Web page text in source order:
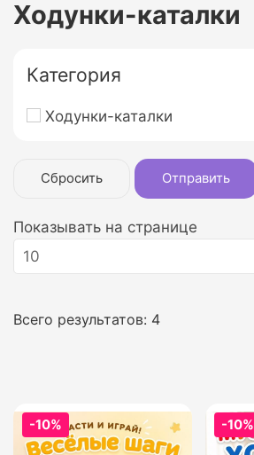
Ходунки-каталки
Категория
Ходунки-каталки
Сбросить Отправить
Показывать на странице
Всего результатов: 4
-10% -10%